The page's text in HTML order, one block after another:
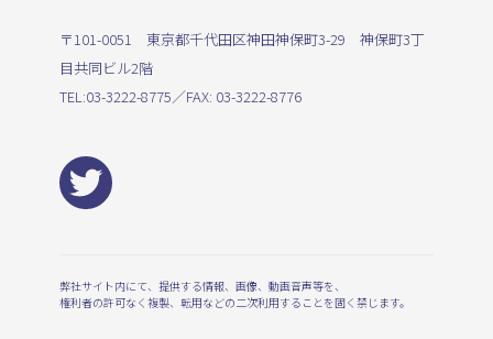
〒101-0051 東京都千代田区神田神保町3-29 神保町3丁
目共同ビル2階
TEL:03-3222-8775／FAX: 03-3222-8776
弊社サイト内にて、提供する情報、画像、動画音声等を、
権利者の許可なく複製、転用などの二次利用することを固く禁じます。